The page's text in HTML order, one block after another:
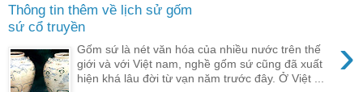
Thông tin thêm về lịch sử gốm
sứ cổ truyền
›
Gốm sứ là nét văn hóa của nhiều nước trên thế
giới và với Việt nam, nghề gốm sứ cũng đã xuất
hiện khá lâu đời từ vạn năm trước đây. Ở Việt ...